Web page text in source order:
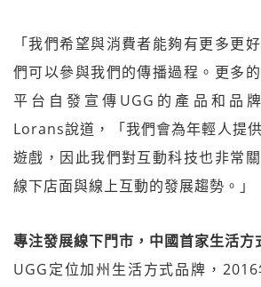
「我們希望與消費者能夠有更多更
們可以參與我們的傳播過程。更多
平台自發宣傳UGG的產品和品
Lorans說道，「我們會為年輕人提
遊戲，因此我們對互動科技也非常
線下店面與線上互動的發展趨勢。」
專注發展線下門市，中國首家生活方
UGG定位加州生活方式品牌，